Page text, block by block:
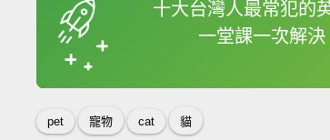
十大台灣人最常犯的
一堂課一次解決
pet 寵物 cat 貓